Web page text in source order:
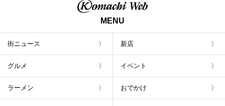
MENU
街ニュース 新店
グルメ イベント
ラーメン おでかけ